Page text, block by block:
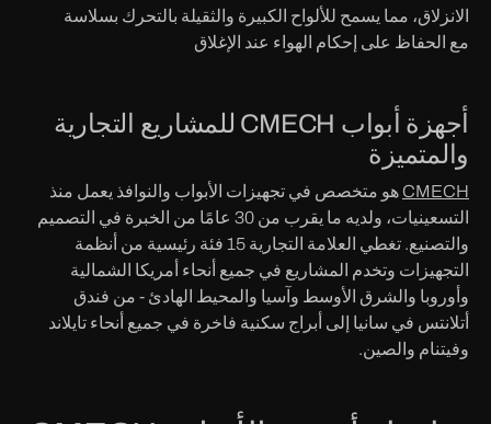
الانزلاق، مما يسمح للألواح الكبيرة والثقيلة بالتحرك بسلاسة
مع الحفاظ على إحكام الهواء عند الإغلاق
أجهزة أبواب CMECH للمشاريع التجارية
والمتميزة
CMECH هو متخصص في تجهيزات الأبواب والنوافذ يعمل منذ
التسعينيات، ولديه ما يقرب من 30 عامًا من الخبرة في التصميم
والتصنيع. تغطي العلامة التجارية 15 فئة رئيسية من أنظمة
التجهيزات وتخدم المشاريع في جميع أنحاء أمريكا الشمالية
وأوروبا والشرق الأوسط وآسيا والمحيط الهادئ - من فندق
أتلانتس في سانيا إلى أبراج سكنية فاخرة في جميع أنحاء تايلاند
وفيتنام والصين.